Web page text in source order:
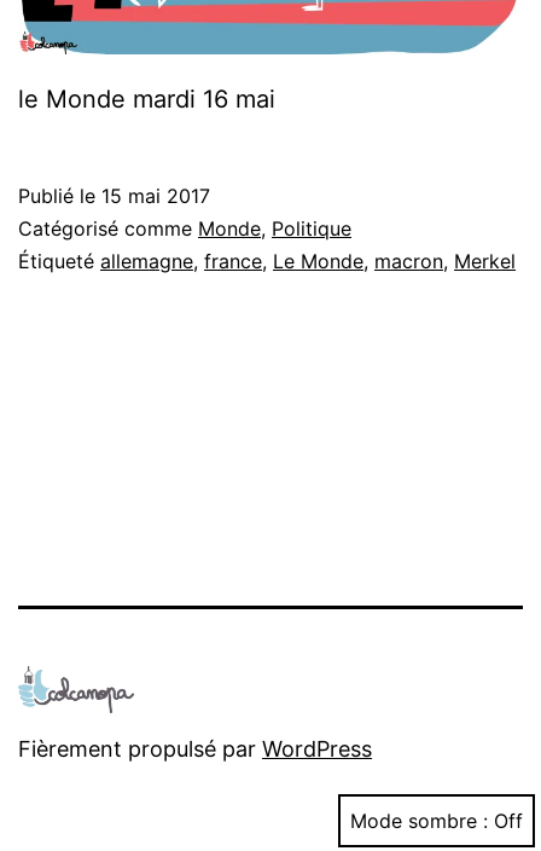
le Monde mardi 16 mai
Publié le 15 mai 2017
Catégorisé comme Monde, Politique
Étiqueté allemagne, france, Le Monde, macron, Merkel
Fièrement propulsé par WordPress
Mode sombre :